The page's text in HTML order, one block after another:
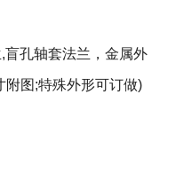
孔轴套法兰，金属外
附图;特殊外形可订做)